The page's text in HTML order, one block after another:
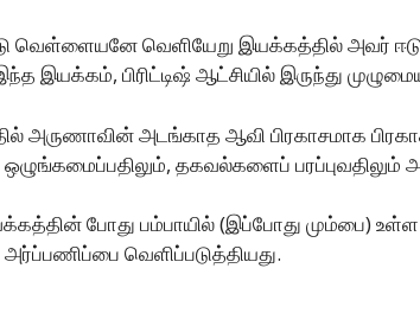
வெளியேறு இயக்கத்தில் அவர்
இயக்கம், பிரிட்டிஷ் ஆட்சியில் இருந்து
அருணாவின் அடங்காத ஆவி பிரகாசமாக
தகவல்களைப் பரப்புவதிலும்
போது பம்பாயில் (இப்போது மும்பை)
வெளிப்படுத்தியது.